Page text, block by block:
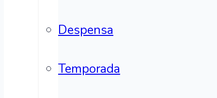
Despensa
Temporada